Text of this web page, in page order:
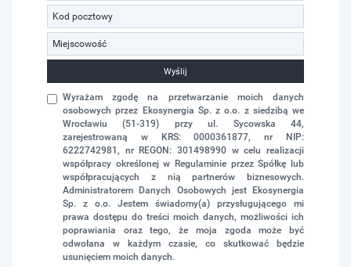
Wyślij
Wyrażam zgodę na przetwarzanie moich danych
osobowych przez Ekosynergia Sp. z o.o. z siedzibą we
Wrocławiu (51-319) przy ul. Sycowska 44,
zarejestrowaną w KRS: 0000361877, nr NIP:
6222742981, nr REGON: 301498990 w celu realizacji
współpracy określonej w Regulaminie przez Spółkę lub
współpracujących z nią partnerów biznesowych.
Administratorem Danych Osobowych jest Ekosynergia
Sp. z o.o. Jestem świadomy(a) przysługującego mi
prawa dostępu do treści moich danych, możliwości ich
poprawiania oraz tego, że moja zgoda może być
odwołana w każdym czasie, co skutkować będzie
usunięciem moich danych.